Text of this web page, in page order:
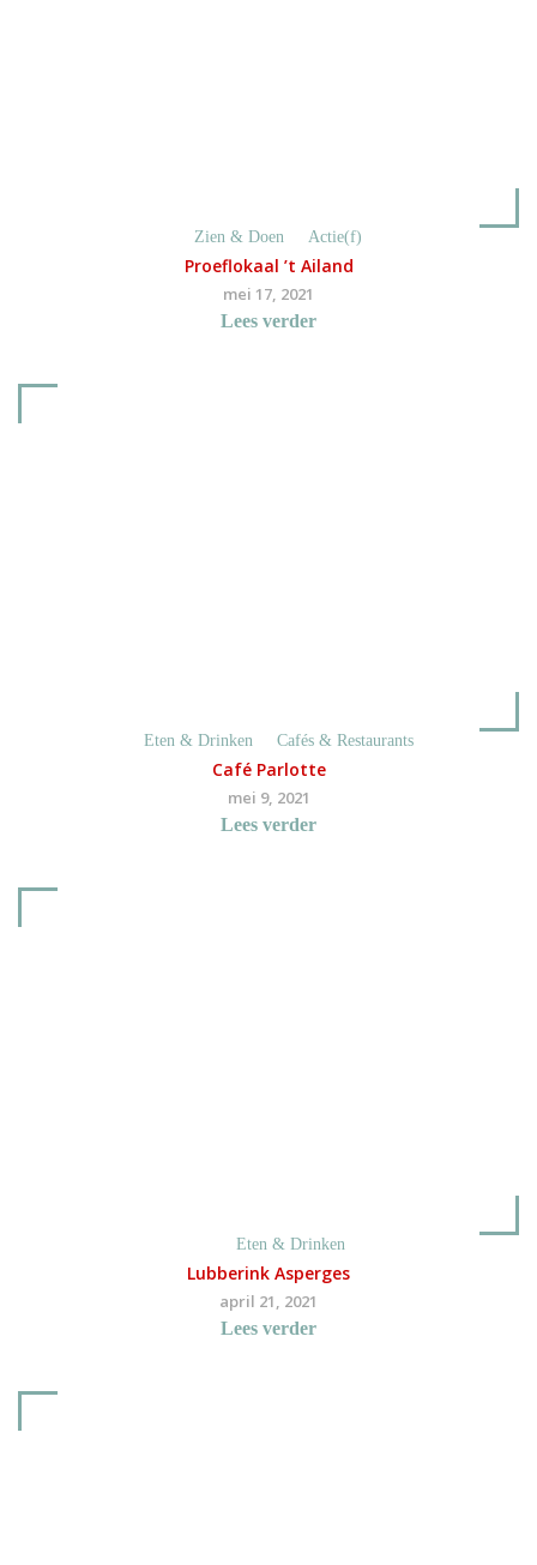
Zien & Doen Actie(f)
Proeflokaal ’t Ailand
mei 17, 2021
Lees verder
Eten & Drinken Cafés & Restaurants
Café Parlotte
mei 9, 2021
Lees verder
Eten & Drinken
Lubberink Asperges
april 21, 2021
Lees verder